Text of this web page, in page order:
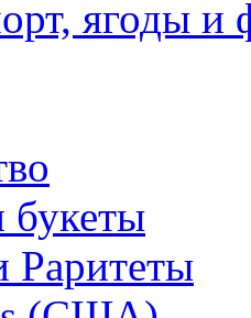
ягоды и
Раритеты